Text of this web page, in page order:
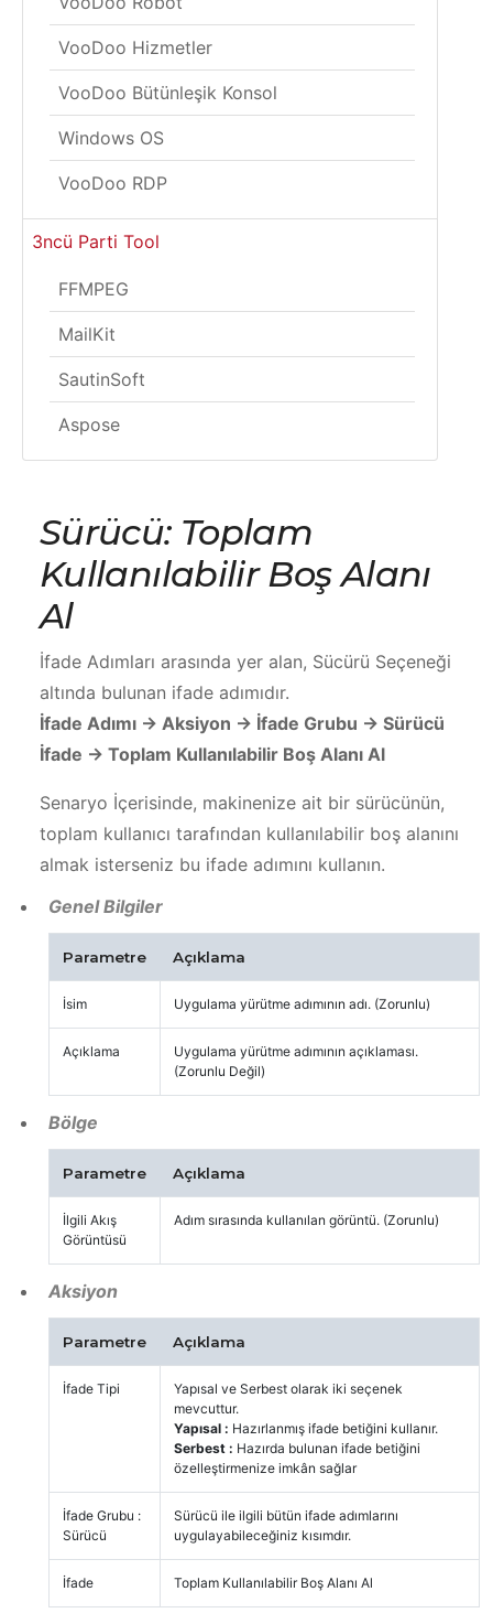
VooDoo Hizmetler
VooDoo Bütünleşik Konsol
Windows OS
VooDoo RDP
3ncü Parti Tool
FFMPEG
MailKit
SautinSoft
Aspose
Sürücü: Toplam
Kullanılabilir Boş Alanı
Al
İfade Adımları arasında yer alan, Sücürü Seçeneği
altında bulunan ifade adımıdır.
İfade Adımı -> Aksiyon -> İfade Grubu -> Sürücü
İfade -> Toplam Kullanılabilir Boş Alanı Al
Senaryo İçerisinde, makinenize ait bir sürücünün,
toplam kullanıcı tarafından kullanılabilir boş alanını
almak isterseniz bu ifade adımını kullanın.
Genel Bilgiler
Parametre Açıklama
İsim Uygulama yürütme adımının adı. (Zorunlu)
Açıklama
Uygulama yürütme adımının açıklaması.
(Zorunlu Değil)
Bölge
Parametre Açıklama
İlgili Akış
Görüntüsü
Adım sırasında kullanılan görüntü. (Zorunlu)
Aksiyon
Parametre Açıklama
İfade Tipi
Yapısal ve Serbest olarak iki seçenek
mevcuttur.
Yapısal : Hazırlanmış ifade betiğini kullanır.
Serbest : Hazırda bulunan ifade betiğini
özelleştirmenize imkân sağlar
İfade Grubu :
Sürücü
Sürücü ile ilgili bütün ifade adımlarını
uygulayabileceğiniz kısımdır.
İfade Toplam Kullanılabilir Boş Alanı Al